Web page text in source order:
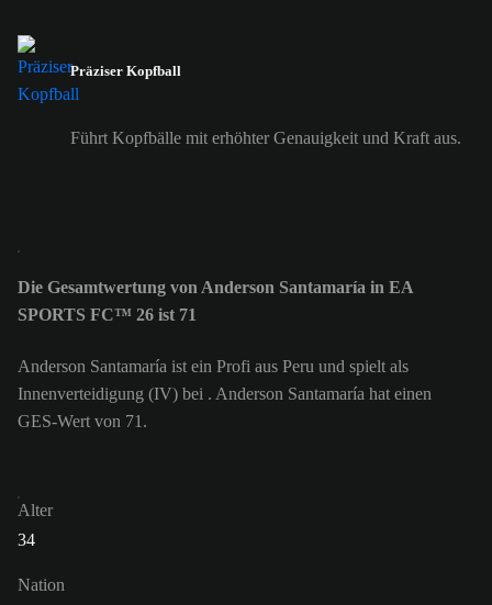
Präziser Kopfball
Führt Kopfbälle mit erhöhter Genauigkeit und Kraft aus.
Die Gesamtwertung von Anderson Santamaría in EA
SPORTS FC™ 26 ist 71
Anderson Santamaría ist ein Profi aus Peru und spielt als
Innenverteidigung (IV) bei . Anderson Santamaría hat einen
GES-Wert von 71.
Alter
34
Nation